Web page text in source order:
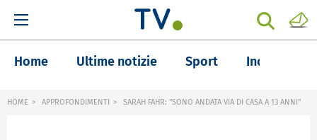
Home Ultime notizie Sport Inchieste
HOME APPROFONDIMENTI SARAH FAHR: "SONO ANDATA VIA DI CASA A 13 ANNI"